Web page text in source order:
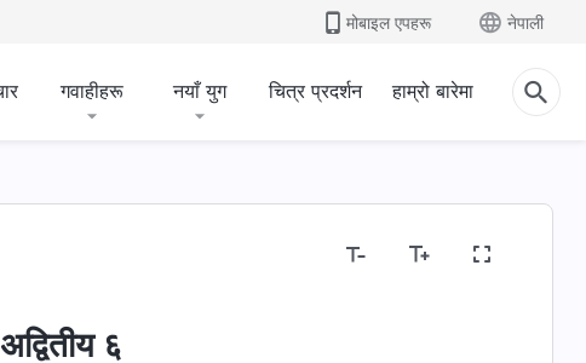
मोबाइल एपहरू नेपाली
गवाहीहरू नयाँ युग चित्र प्रदर्शन हाम्रो बारेमा
६